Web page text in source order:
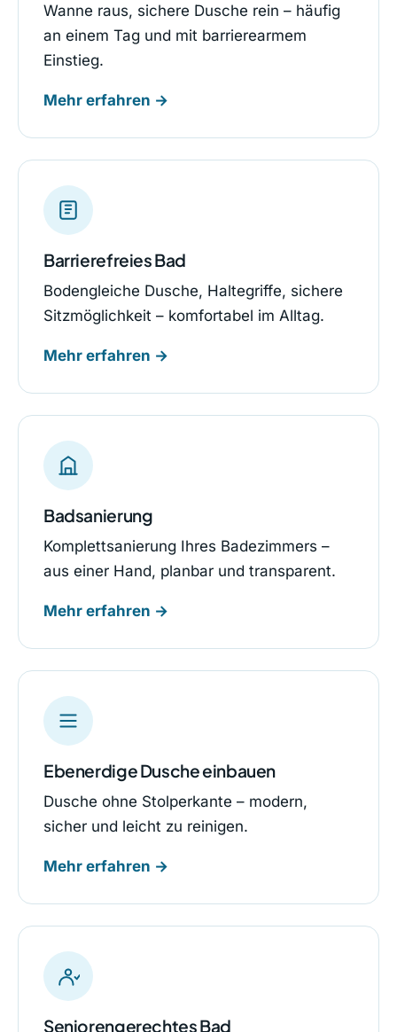
Wanne raus, sichere Dusche rein – häufig
an einem Tag und mit barrierearmem
Einstieg.
Mehr erfahren →
Barrierefreies Bad
Bodengleiche Dusche, Haltegriffe, sichere
Sitzmöglichkeit – komfortabel im Alltag.
Mehr erfahren →
Badsanierung
Komplettsanierung Ihres Badezimmers –
aus einer Hand, planbar und transparent.
Mehr erfahren →
Ebenerdige Dusche einbauen
Dusche ohne Stolperkante – modern,
sicher und leicht zu reinigen.
Mehr erfahren →
Seniorengerechtes Bad